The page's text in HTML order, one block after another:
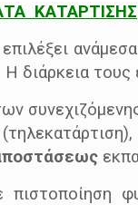
ΚΑΤΑΡΤΙΣΗΣ
διάρκεια τους